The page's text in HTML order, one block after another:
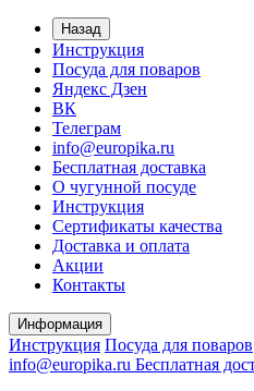
Назад
Инструкция
Посуда для поваров
Яндекс Дзен
ВК
Телеграм
info@europika.ru
Бесплатная доставка
О чугунной посуде
Инструкция
Сертификаты качества
Доставка и оплата
Акции
Контакты
Информация
Инструкция Посуда для поваров
info@europika.ru Бесплатная